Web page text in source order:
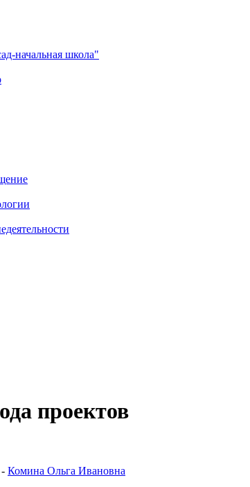
начальная школа"
проектов
Комина Ольга Ивановна